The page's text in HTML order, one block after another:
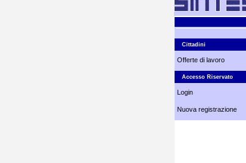
Cittadini
Offerte di lavoro
Accesso Riservato
Login
Nuova registrazione